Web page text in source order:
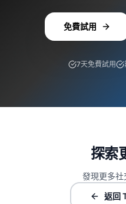
免費試用
7天免費試用
探索
發現更多
返回